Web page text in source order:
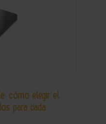
cómo elegir el
para cada